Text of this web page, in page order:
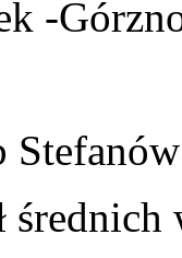
-
Stefanów